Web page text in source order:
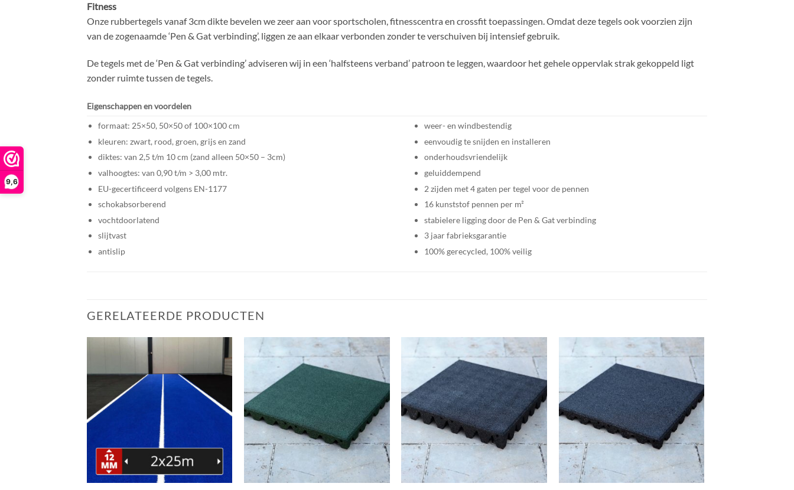
9,6
Fitness
Onze rubbertegels vanaf 3cm dikte bevelen we zeer aan voor sportscholen, fitnesscentra en crossfit toepassingen. Omdat deze tegels ook voorzien zijn
van de zogenaamde ‘Pen & Gat verbinding’, liggen ze aan elkaar verbonden zonder te verschuiven bij intensief gebruik.
De tegels met de ‘Pen & Gat verbinding’ adviseren wij in een ‘halfsteens verband’ patroon te leggen, waardoor het gehele oppervlak strak gekoppeld ligt
zonder ruimte tussen de tegels.
Eigenschappen en voordelen
formaat: 25×50, 50×50 of 100×100 cm
kleuren: zwart, rood, groen, grijs en zand
diktes: van 2,5 t/m 10 cm (zand alleen 50×50 – 3cm)
valhoogtes: van 0,90 t/m > 3,00 mtr.
EU-gecertificeerd volgens EN-1177
schokabsorberend
vochtdoorlatend
slijtvast
antislip
weer- en windbestendig
eenvoudig te snijden en installeren
onderhoudsvriendelijk
geluiddempend
2 zijden met 4 gaten per tegel voor de pennen
16 kunststof pennen per m²
stabielere ligging door de Pen & Gat verbinding
3 jaar fabrieksgarantie
100% gerecycled, 100% veilig
GERELATEERDE PRODUCTEN